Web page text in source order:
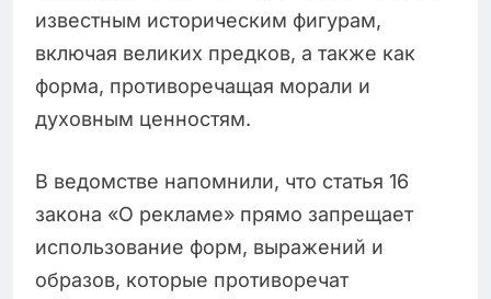
известным историческим фигурам,
включая великих предков, а также как
форма, противоречащая морали и
духовным ценностям.
В ведомстве напомнили, что статья 16
закона «О рекламе» прямо запрещает
использование форм, выражений и
образов, которые противоречат